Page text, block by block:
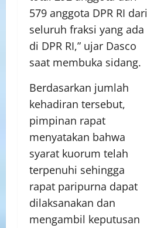
579 anggota DPR RI dari
seluruh fraksi yang ada
di DPR RI,” ujar Dasco
saat membuka sidang.
Berdasarkan jumlah
kehadiran tersebut,
pimpinan rapat
menyatakan bahwa
syarat kuorum telah
terpenuhi sehingga
rapat paripurna dapat
dilaksanakan dan
mengambil keputusan